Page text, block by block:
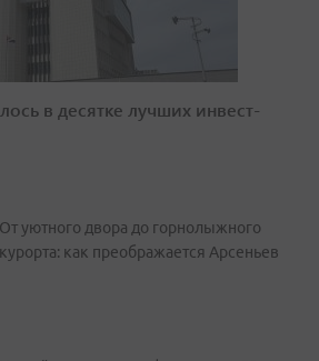
в десятке лучших инвест-
От уютного двора до горнолыжного
курорта: как преображается Арсеньев